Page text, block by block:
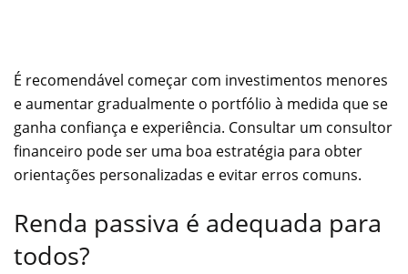
É recomendável começar com investimentos menores
e aumentar gradualmente o portfólio à medida que se
ganha confiança e experiência. Consultar um consultor
financeiro pode ser uma boa estratégia para obter
orientações personalizadas e evitar erros comuns.
Renda passiva é adequada para
todos?